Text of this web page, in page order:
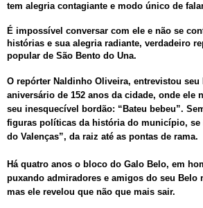
tem alegria contagiante e modo único de
É impossível conversar com ele e não se
histórias e sua alegria radiante, verdadeiro
popular de São Bento do Una.
O repórter Naldinho Oliveira, entrevistou
aniversário de 152 anos da cidade, onde ele
seu inesquecível bordão: “Bateu bebeu”.
figuras políticas da história do município,
do Valenças”, da raiz até as pontas de rama.
Há quatro anos o bloco do Galo Belo, em
puxando admiradores e amigos do seu Belo
mas ele revelou que não que mais sair.